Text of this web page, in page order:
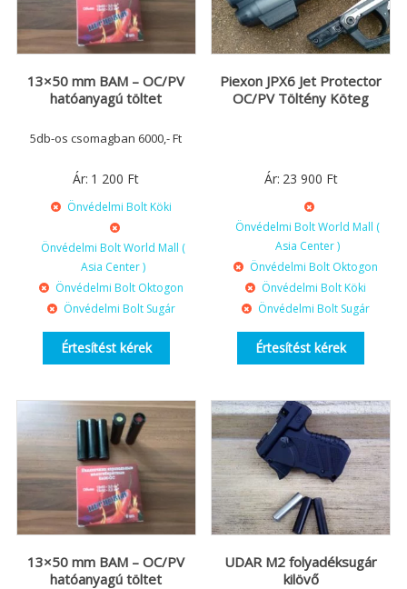
13×50 mm BAM – OC/PV
hatóanyagú töltet
5db-os csomagban 6000,- Ft
Ár: 1 200 Ft
Önvédelmi Bolt Köki
Önvédelmi Bolt World Mall (
Asia Center )
Önvédelmi Bolt Oktogon
Önvédelmi Bolt Sugár
Értesítést kérek
Piexon JPX6 Jet Protector
OC/PV Töltény Köteg
Ár: 23 900 Ft
Önvédelmi Bolt World Mall (
Asia Center )
Önvédelmi Bolt Oktogon
Önvédelmi Bolt Köki
Önvédelmi Bolt Sugár
Értesítést kérek
13×50 mm BAM – OC/PV
hatóanyagú töltet
UDAR M2 folyadéksugár
kilövő